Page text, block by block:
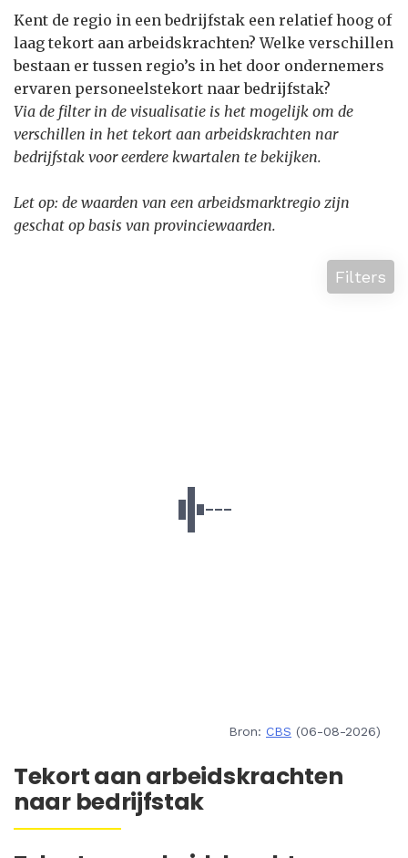
Kent de regio in een bedrijfstak een relatief hoog of
laag tekort aan arbeidskrachten? Welke verschillen
bestaan er tussen regio’s in het door ondernemers
ervaren personeelstekort naar bedrijfstak?
Via de filter in de visualisatie is het mogelijk om de
verschillen in het tekort aan arbeidskrachten nar
bedrijfstak voor eerdere kwartalen te bekijken.
Let op: de waarden van een arbeidsmarktregio zijn
geschat op basis van provinciewaarden.
Filters
Bron: CBS (06-08-2026)
Tekort aan arbeidskrachten
naar bedrijfstak